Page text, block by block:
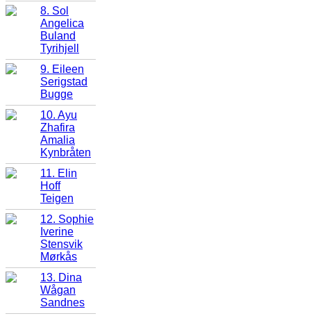
8. Sol
Angelica
Buland
Tyrihjell
9. Eileen
Serigstad
Bugge
10. Ayu
Zhafira
Amalia
Kynbråten
11. Elin
Hoff
Teigen
12. Sophie
Iverine
Stensvik
Mørkås
13. Dina
Wågan
Sandnes